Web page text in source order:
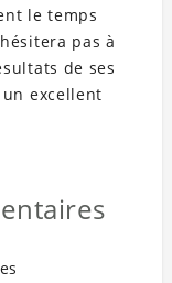
le temps
pas à
de ses
excellent